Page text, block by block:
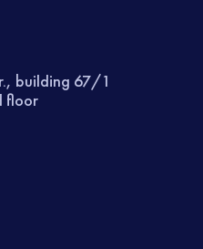
building 67/1
floor